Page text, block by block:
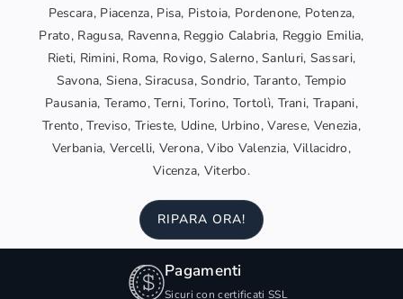
Pescara, Piacenza, Pisa, Pistoia, Pordenone, Potenza,
Prato, Ragusa, Ravenna, Reggio Calabria, Reggio Emilia,
Rieti, Rimini, Roma, Rovigo, Salerno, Sanluri, Sassari,
Savona, Siena, Siracusa, Sondrio, Taranto, Tempio
Pausania, Teramo, Terni, Torino, Tortolì, Trani, Trapani,
Trento, Treviso, Trieste, Udine, Urbino, Varese, Venezia,
Verbania, Vercelli, Verona, Vibo Valenzia, Villacidro,
Vicenza, Viterbo.
RIPARA ORA!
Pagamenti
Sicuri con certificati SSL